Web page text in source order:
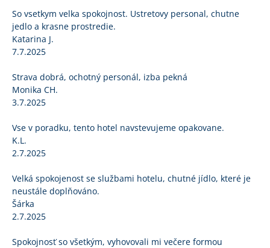
So vsetkym velka spokojnost. Ustretovy personal, chutne
jedlo a krasne prostredie.
Katarina J.
7.7.2025
Strava dobrá, ochotný personál, izba pekná
Monika CH.
3.7.2025
Vse v poradku, tento hotel navstevujeme opakovane.
K.L.
2.7.2025
Velká spokojenost se službami hotelu, chutné jídlo, které je
neustále doplňováno.
Šárka
2.7.2025
Spokojnosť so všetkým, vyhovovali mi večere formou